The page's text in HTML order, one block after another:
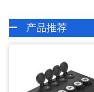
产品推荐